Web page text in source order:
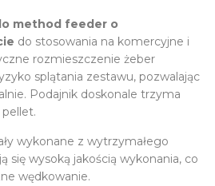
method feeder o
do stosowania na komercyjne i
rozmieszczenie żeber
splątania zestawu, pozwalając
Podajnik doskonale trzyma
wykonane z wytrzymałego
się wysoką jakością wykonania, co
wędkowanie.